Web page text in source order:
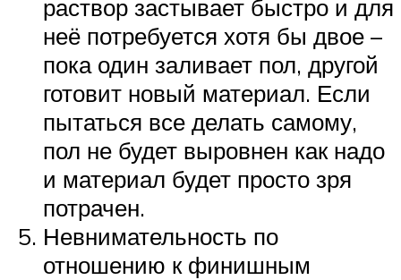
раствор застывает быстро и для
неё потребуется хотя бы двое –
пока один заливает пол, другой
готовит новый материал. Если
пытаться все делать самому,
пол не будет выровнен как надо
и материал будет просто зря
потрачен.
Невнимательность по
отношению к финишным